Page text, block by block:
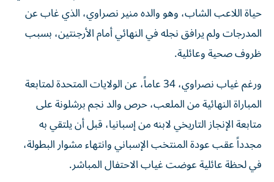
حياة اللاعب الشاب، وهو والده منير نصراوي، الذي غاب عن
المدرجات ولم يرافق نجله في النهائي أمام الأرجنتين، بسبب
ظروف صحية وعائلية.
ورغم غياب نصراوي، 34 عاماً، عن الولايات المتحدة لمتابعة
المباراة النهائية من الملعب، حرص والد نجم برشلونة على
متابعة الإنجاز التاريخي لابنه من إسبانيا، قبل أن يلتقي به
مجدداً عقب عودة المنتخب الإسباني وانتهاء مشوار البطولة،
في لحظة عائلية عوضت غياب الاحتفال المباشر.